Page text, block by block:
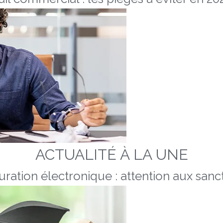
ACTUALITÉ À LA UNE
électronique : attention aux